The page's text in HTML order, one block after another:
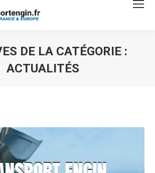
DE LA CATÉGORIE :
ACTUALITÉS